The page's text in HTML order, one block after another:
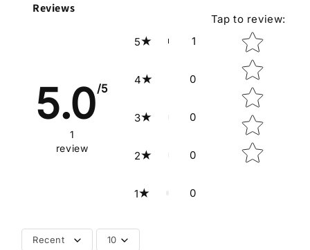
Reviews
5.0/5
1
review
5 1
4 0
3 0
2 0
1 0
Tap to review:
Star rating
Recent 10